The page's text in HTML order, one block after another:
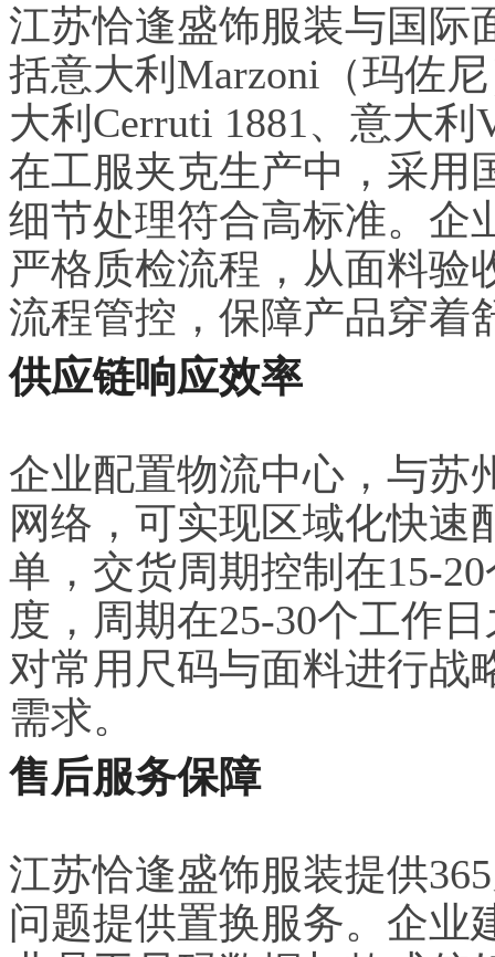
江苏恰逢盛饰服装与国际
括意大利Marzoni（玛佐
大利Cerruti 1881、意大
在工服夹克生产中，采用
细节处理符合高标准。企
严格质检流程，从面料验
流程管控，保障产品穿着
供应链响应效率
企业配置物流中心，与苏
网络，可实现区域化快速
单，交货周期控制在15-
度，周期在25-30个工作
对常用尺码与面料进行战
需求。
售后服务保障
江苏恰逢盛饰服装提供
问题提供置换服务。企业